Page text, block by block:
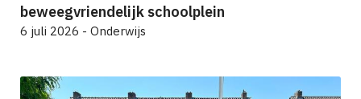
beweegvriendelijk schoolplein
6 juli 2026 - Onderwijs